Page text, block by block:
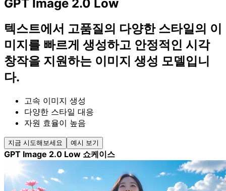
GPT Image 2.0 Low
텍스트에서 고품질의 다양한 스타일의 이
미지를 빠르게 생성하고 안정적인 시각
창작을 지원하는 이미지 생성 모델입니
다.
고속 이미지 생성
다양한 스타일 대응
자원 효율이 높음
지금 시도해보세요 예시 보기
GPT Image 2.0 Low 쇼케이스